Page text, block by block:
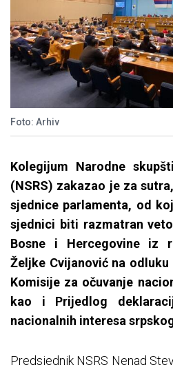
Foto: Arhiv
Kolegijum Narodne
(NSRS) zakazao je za
sjednice parlamenta, od
sjednici biti razmatran
Bosne i Hercegovine iz
Željke Cvijanović na
Komisije za očuvanje
kao i Prijedlog
nacionalnih interesa
Predsjednik NSRS Nenad